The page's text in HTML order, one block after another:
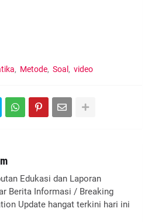
Metode Soal video
Edukasi dan Laporan
Berita Informasi / Breaking
Update hangat terkini hari ini